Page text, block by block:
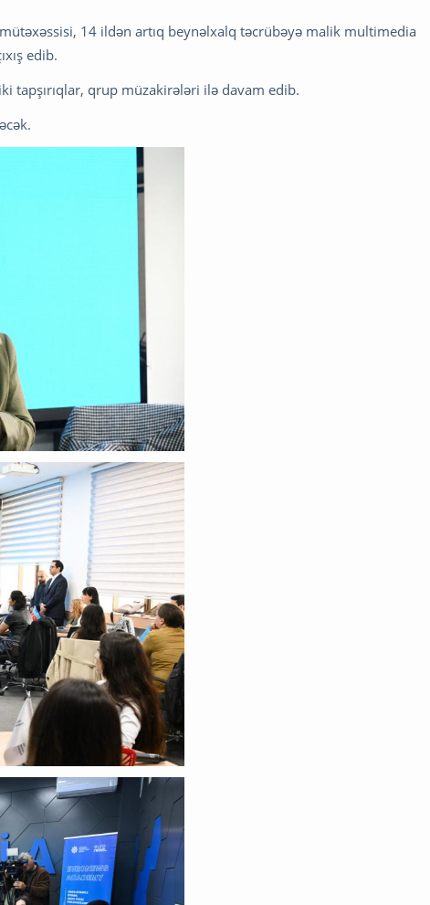
mütəxəssisi, 14 ildən artıq beynəlxalq təcrübəyə malik multimedia
edib.
tapşırıqlar, qrup müzakirələri ilə davam edib.